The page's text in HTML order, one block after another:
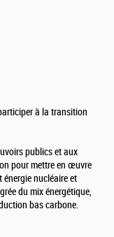
à la transition
publics et aux
pour mettre en œuvre
nucléaire et
du mix énergétique,
bas carbone.